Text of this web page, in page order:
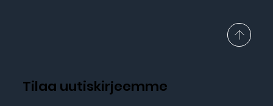
Tilaa uutiskirjeemme